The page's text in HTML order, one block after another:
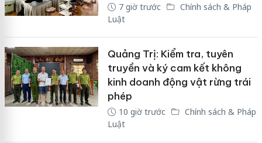
7 giờ trước
Chính sách & Pháp
Luật
Quảng Trị: Kiểm tra, tuyên
truyền và ký cam kết không
kinh doanh động vật rừng trái
phép
10 giờ trước
Chính sách & Pháp
Luật